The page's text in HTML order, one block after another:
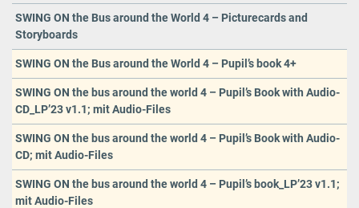
SWING ON the Bus around the World 4 – Picturecards and
Storyboards
SWING ON the Bus around the World 4 – Pupil’s book 4+
SWING ON the bus around the world 4 – Pupil’s Book with Audio-
CD_LP’23 v1.1; mit Audio-Files
SWING ON the bus around the world 4 – Pupil’s Book with Audio-
CD; mit Audio-Files
SWING ON the bus around the world 4 – Pupil’s book_LP’23 v1.1;
mit Audio-Files